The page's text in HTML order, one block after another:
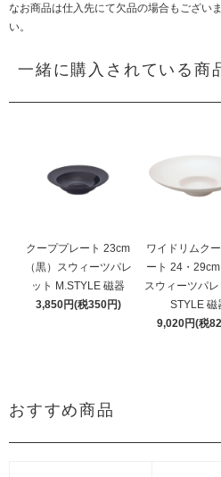
なお商品は仕入先にて欠品の場合もござい
い。
一緒に購入されている商
クーププレート 23cm
（黒）スウィーツパレ
ット M.STYLE 磁器
3,850円(税350円)
ワイドリムク
ート 24・29cm
スウィーツパレ
STYLE 磁
9,020円(税
おすすめ商品